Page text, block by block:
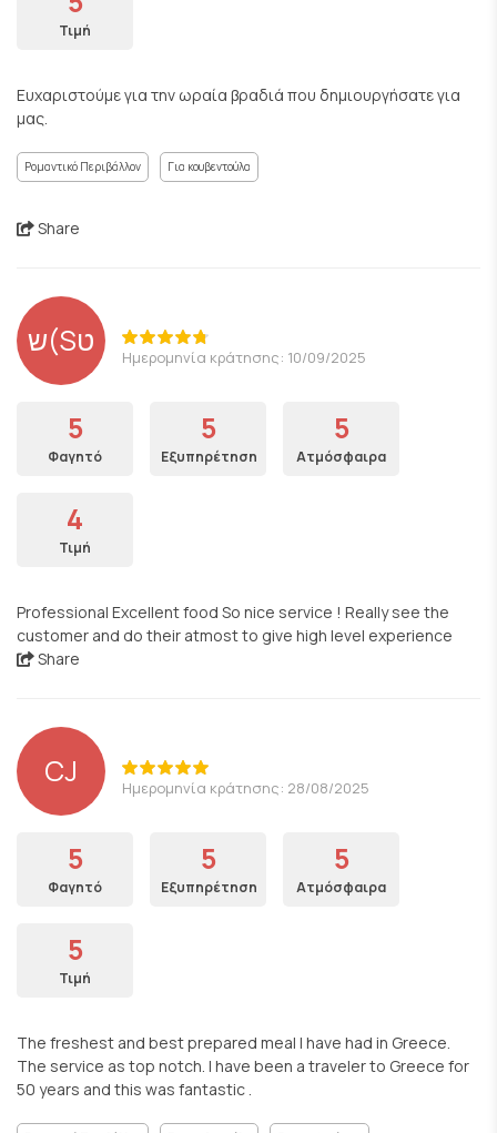
Τιμή
Ευχαριστούμε για την ωραία βραδιά που δημιουργήσατε για
μας.
Ρομαντικό Περιβάλλον Για κουβεντούλα
Share
ש(Sט Ημερομηνία κράτησης: 10/09/2025
5
Φαγητό
5
Εξυπηρέτηση
5
Ατμόσφαιρα
4
Τιμή
Professional Excellent food So nice service ! Really see the
customer and do their atmost to give high level experience
Share
CJ Ημερομηνία κράτησης: 28/08/2025
5
Φαγητό
5
Εξυπηρέτηση
5
Ατμόσφαιρα
5
Τιμή
The freshest and best prepared meal I have had in Greece.
The service as top notch. I have been a traveler to Greece for
50 years and this was fantastic .